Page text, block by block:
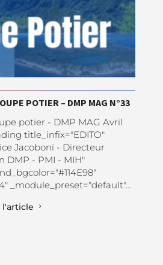
POTIER – DMP MAG N°33
potier - DMP MAG Avril
title_infix="EDITO"
Jacoboni - Directeur
DMP - PMI - MIH"
_module_preset="default"...
l'article 5